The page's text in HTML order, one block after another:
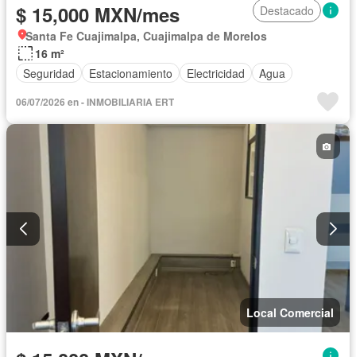
$ 15,000 MXN/mes
Destacado
Santa Fe Cuajimalpa, Cuajimalpa de Morelos
16 m²
Seguridad
Estacionamiento Electricidad Agua
06/07/2026 en - INMOBILIARIA ERT
Local Comercial